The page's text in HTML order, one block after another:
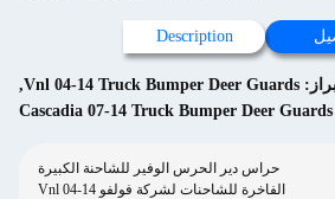
Description
Vnl 04-14 Truck Bumper Deer Guards
,
Cascadia 07-14 Truck Bumper Deer Guards
حراس دير الحرس الوفير للشاحنة الكبيرة
الفاخرة للشاحنات لشركة فولفو Vnl 04-14